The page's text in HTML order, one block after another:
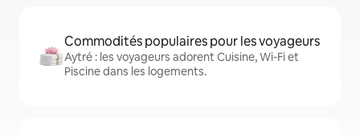
Commodités populaires pour les voyageurs
Aytré : les voyageurs adorent Cuisine, Wi-Fi et
Piscine dans les logements.